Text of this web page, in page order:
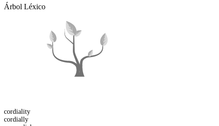
Árbol Léxico
cordiality
cordially